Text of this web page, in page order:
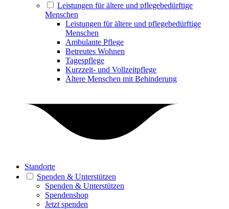
Leistungen für ältere und pflegebedürftige
Menschen
Leistungen für ältere und pflegebedürftige
Menschen
Ambulante Pflege
Betreutes Wohnen
Tagespflege
Kurzzeit- und Vollzeitpflege
Ältere Menschen mit Behinderung
Standorte
Spenden & Unterstützen
Spenden & Unterstützen
Spendenshop
Jetzt spenden